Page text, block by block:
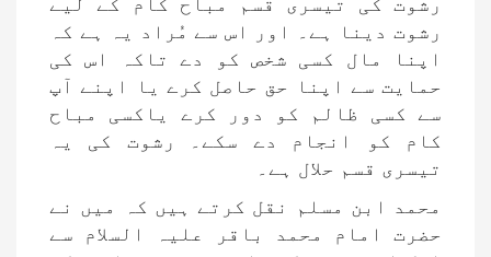
رشوت دینا ہے۔ اور اس سے مُراد یہ ہے کہ
اپنا مال کسی شخص کو دے تاکہ اس کی
حمایت سے اپنا حق حاصل کرے یا اپنے آپ
سے کسی ظالم کو دور کرے یاکسی مباح
کام کو انجام دے سکے۔ رشوت کی یہ
تیسری قسم حلال ہے۔
محمد ابن مسلم نقل کرتے ہیں کہ میں نے
حضرت امام محمد باقر علیہ السلام سے